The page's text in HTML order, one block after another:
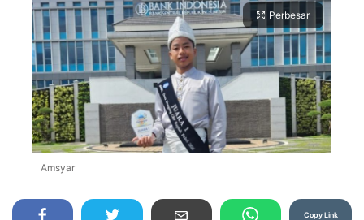
Perbesar
Amsyar
Copy Link